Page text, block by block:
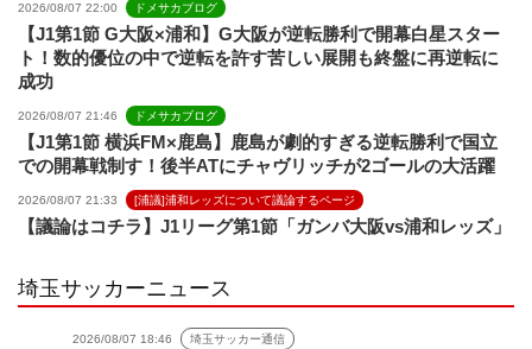
2026/08/07 22:00 ドメサカブログ
【J1第1節 G大阪×浦和】G大阪が逆転勝利で開幕白星スター
ト！数的優位の中で逆転を許す苦しい展開も終盤に再逆転に
成功
2026/08/07 21:46 ドメサカブログ
【J1第1節 横浜FM×鹿島】鹿島が劇的すぎる逆転勝利で国立
での開幕戦制す！後半ATにチャヴリッチが2ゴールの大活躍
2026/08/07 21:33 [浦議]浦和レッズについて議論するページ
【議論はコチラ】J1リーグ第1節「ガンバ大阪vs浦和レッズ」
埼玉サッカーニュース
2026/08/07 18:46 埼玉サッカー通信